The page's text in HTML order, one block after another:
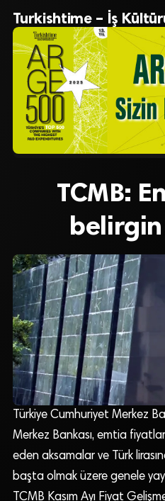
Turkishtime – İş
TCMB:
Türkiye Cumhuriyet Merkez
Merkez Bankası, emtia
eden aksamalar ve Türk
başta olmak üzere genele
TCMB Kasım Ayı Fiyat